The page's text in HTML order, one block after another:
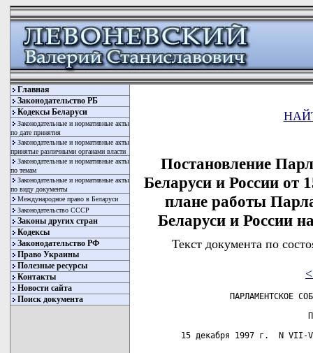
Главная
Законодательство РБ
Кодексы Беларуси
Законодательные и нормативные акты
по дате принятия
Законодательные и нормативные акты
принятые различными органами власти
Законодательные и нормативные акты
по темам
Законодательные и нормативные акты
по виду документы
Международное право в Беларуси
Законодательство СССР
Законы других стран
Кодексы
Законодательство РФ
Право Украины
Полезные ресурсы
Контакты
Новости сайта
Поиск документа
Постановление
Беларуси и России
плане работы
Беларуси и России
Текст документа по
ПАРЛАМЕНТСКОЕ СОБРАНИЕ СОЮЗА БЕЛАРУСИ И РОССИИ

                           ПОСТАНОВЛЕНИЕ

 15 декабря 1997 г.  N VII-VIII                             г.Москва


 О ПЛАНЕ РАБОТЫ ПАРЛАМЕНТСКОГО СОБРАНИЯ
 НА ПЕРВОЕ ПОЛУГОДИЕ 1998 ГОДА

===

     Парламентское Собрание ПОСТАНОВЛЯЕТ:

     1. Принять  план  работы  Парламентского  Собрания  на   первое
полугодие 1998 года за основу (прилагается).

     2. Поручить Совету Парламентского Собрания:

     а) внести   в  план  работы  изменения  с  учетом  рекомендаций
научно-практической      конференции      "Проблемы       унификации
законодательства   Беларуси   и   России   в  процессе  интеграции",
проводимой Парламентским Собранием и Исполнительным Комитетом  Союза
18-19 декабря 1997 года в Москве;

     б) утвердить  не  позднее  февраля 1998 года согласованный План
законопроектных работ на 1998 год по  итогам  совместного  заседания
Совета   Парламентского   Собрания   и  руководства  Исполнительного
Комитета Союза Беларуси и России.

     3. Поддержать предложение Комиссии Парламентского  Собрания  по
законопроектным  предложениям  и  регламенту  о создании условий для
преобразования  Парламентского   Собрания   в   представительный   и
законодательный орган Союза.


 Председатель Парламентского Собрания                   Г.Н.Селезнев


                             Приложение
                             к Постановлению Парламентского Собрания
                             от 15 декабря 1997 года N VII-VIII

 ---T--------------------T----------T-----------------T-------------
 N  ¦ Содержание вопроса ¦Срок      ¦  Разработчики   ¦Ответственные
 п/п¦                    ¦исполнения¦                 ¦от ПС и
    ¦                    ¦          ¦                 ¦Секретариата
    ¦                    ¦          ¦                 ¦ПС
 ---+--------------------+----------+-----------------+-------------
  1 ¦        2           ¦    3     ¦        4        ¦      5
 ---+--------------------+----------+-----------------+-------------
   I. Сессии Парламентского Собрания

     Восьмая сессия       апрель                       Г.Н.Селезнев
     Парламентского       1998 г.                      А.А.Малофеев
     Собрания                                          В.А.Аксенов

  II. Заседания Совета Парламентского Собрания

     Очередные заседания  февраль                      Г.Н.Селезнев
     Совета ПС            1998 г.                      А.А.Малофеев
                          апрель                       В.А.Аксенов
                          1998 г.

 III. Вопросы согласованного развития и унификации законодательства
 Беларуси и России, развития нормативно-правовой базы Союза Беларуси
 и России

  1. Осуществление        до 10                        С.Н.Бабурин
     координации          января                       А.В.Козырь
     законопроектных      1998 г.                      О.Г.Румянцев
     работ
     Государственной
     Думы Федерального
     Собрания
     Российской
     Федерации и Палаты
     представителей
     Национального
     собрания
     Республики Беларусь

  2. Разработка и         1 апреля   Комиссия ПС по    С.Н.Бабурин
     внесение в Совет ПС  1998 г.    законопроектным   Е.Б.Мизулина
     проекта Закона Союза            предложениям и    В.А.Батищев
     "О порядке                      регламенту
     разработки,
     рассмотрения и
     принятия законов
     Союза"

   Вопросы экономического развития Союза

  3. Рассмотрение         1 апреля   Таможенный        Г.И.Тихонов
     Парламентским        1998 г.    комитет Союза     А.Н.Ворощук
     Собранием вопросов
     унификации
     таможенного
     законодательства

  4. Разработка и         1 апреля   Комиссия ПС по    Г.И.Тихонов
     внесение в Совет ПС  1998 г.    экономической     Е.Б.Мизулина
     проекта Закона Союза            политике,         А.Н.Ворощук
     "О порядке                      Комиссия ПС по    В.А.Батищев
     разработки,                     законопроектным
     рассмотрения,                   предложениям
     принятия и                      и регламенту
     исполнения бюджета
     Союза Беларуси и
     России"


  5. Разработка проекта   1 мая      Комиссия ПС по    Г.И.Тихонов
     концепции Закона     1998 г.    экономической     А.Н.Ворощук
     Союза "О союзной                политике
     собственности"


  6. Разработка и         1 июня     Комиссия ПС       Г.И.Тихонов
     внесение в Совет     1998 г.    экономической     А.Н.Ворощук
     ПС проекта Закона               политике
     Союза "О
     защите высоких
     технологий"


   Вопросы социального развития Союза

  7. Разработка и         1 марта    Минсоцзащиты РБ,  Б.С.Биккинин
     внесение в Совет ПС  1998 г.    минэкономики РФ и